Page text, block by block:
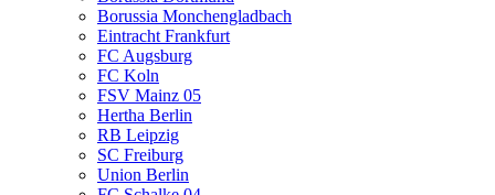
Borussia Monchengladbach
Eintracht Frankfurt
FC Augsburg
FC Koln
FSV Mainz 05
Hertha Berlin
RB Leipzig
SC Freiburg
Union Berlin